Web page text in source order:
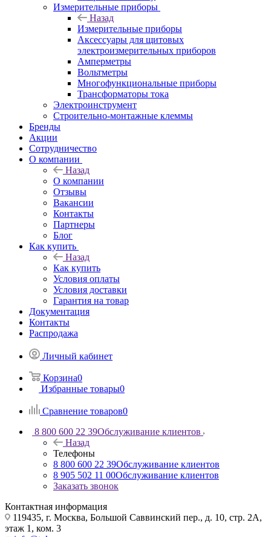
Измерительные приборы
Назад
Измерительные приборы
Аксессуары для щитовых
электроизмерительных приборов
Амперметры
Вольтметры
Многофункциональные приборы
Трансформаторы тока
Электроинструмент
Строительно-монтажные клеммы
Бренды
Акции
Сотрудничество
О компании
Назад
О компании
Отзывы
Вакансии
Контакты
Партнеры
Блог
Как купить
Назад
Как купить
Условия оплаты
Условия доставки
Гарантия на товар
Документация
Контакты
Распродажа
Личный кабинет
Корзина0
Избранные товары0
Сравнение товаров0
8 800 600 22 39Обслуживание клиентов
Назад
Телефоны
8 800 600 22 39Обслуживание клиентов
8 905 502 11 00Обслуживание клиентов
Заказать звонок
Контактная информация
119435, г. Москва, Большой Саввинский пер., д. 10, стр. 2А,
этаж 1, ком. 3